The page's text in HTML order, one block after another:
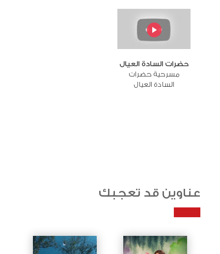
حضرات السادة العيال
مسرحية حضرات
السادة العيال
عناوين قد تعجبك